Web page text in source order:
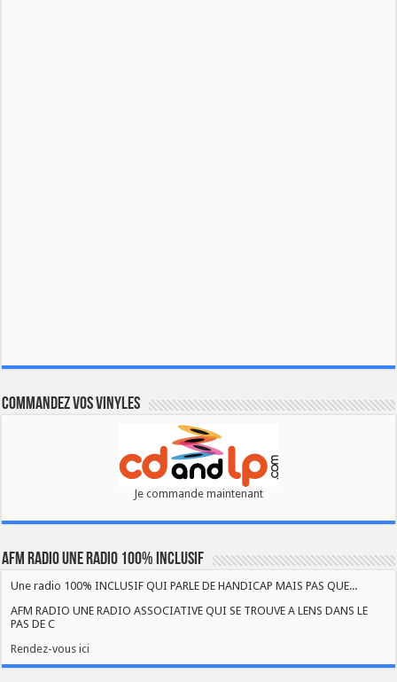
Commandez vos vinyles
Je commande maintenant
AFM RADIO UNE RADIO 100% INCLUSIF
Une radio 100% INCLUSIF QUI PARLE DE HANDICAP MAIS PAS QUE...
AFM RADIO UNE RADIO ASSOCIATIVE QUI SE TROUVE A LENS DANS LE
PAS DE C
Rendez-vous ici